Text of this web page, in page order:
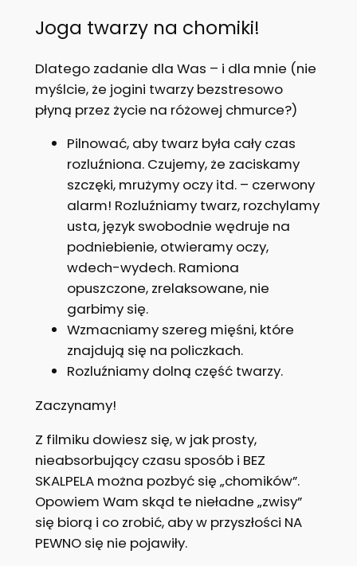
Joga twarzy na chomiki!
Dlatego zadanie dla Was – i dla mnie (nie
myślcie, że jogini twarzy bezstresowo
płyną przez życie na różowej chmurce?)
Pilnować, aby twarz była cały czas
rozluźniona. Czujemy, że zaciskamy
szczęki, mrużymy oczy itd. – czerwony
alarm! Rozluźniamy twarz, rozchylamy
usta, język swobodnie wędruje na
podniebienie, otwieramy oczy,
wdech-wydech. Ramiona
opuszczone, zrelaksowane, nie
garbimy się.
Wzmacniamy szereg mięśni, które
znajdują się na policzkach.
Rozluźniamy dolną część twarzy.
Zaczynamy!
Z filmiku dowiesz się, w jak prosty,
nieabsorbujący czasu sposób i BEZ
SKALPELA można pozbyć się „chomików”.
Opowiem Wam skąd te nieładne „zwisy”
się biorą i co zrobić, aby w przyszłości NA
PEWNO się nie pojawiły.